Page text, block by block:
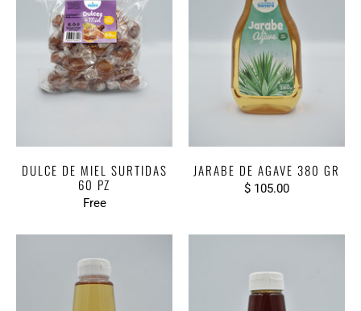
DULCE DE MIEL SURTIDAS
60 PZ
Free
JARABE DE AGAVE 380 GR
$ 105.00